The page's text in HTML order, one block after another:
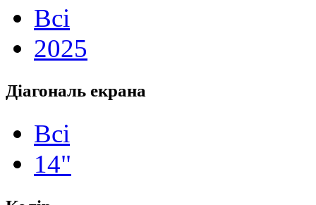
Всі
2025
Діагональ екрана
Всі
14"